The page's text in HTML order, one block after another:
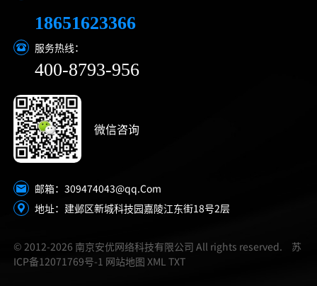
18651623366
服务热线：
400-8793-956
微信咨询
邮箱： 309474043@qq.Com
地址：建邺区新城科技园嘉陵江东街18号2层
© 2012-2026 南京安优网络科技有限公司 All rights reserved.
苏
ICP备12071769号-1 网站地图 XML TXT